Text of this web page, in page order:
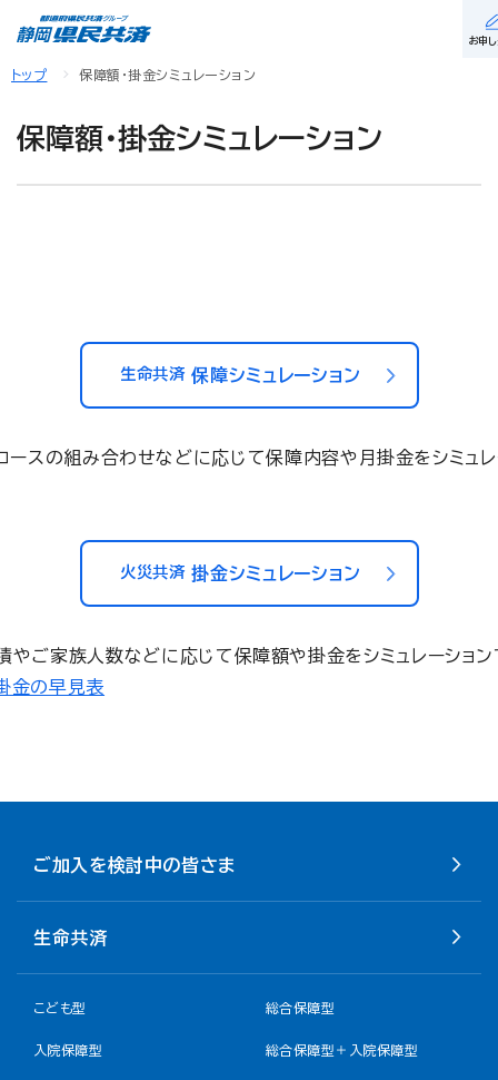
お申
トップ 保障額・掛金シミュレーション
保障額・掛金シミュレーション
生命共済保障シミュレーション
ースの組み合わせなどに応じて保障内容や月掛金をシミュレ
火災共済掛金シミュレーション
やご家族人数などに応じて保障額や掛金をシミュレーション
金の早見表
ご加入を検討中の皆さま
生命共済
こども型 総合保障型
入院保障型 総合保障型＋入院保障型